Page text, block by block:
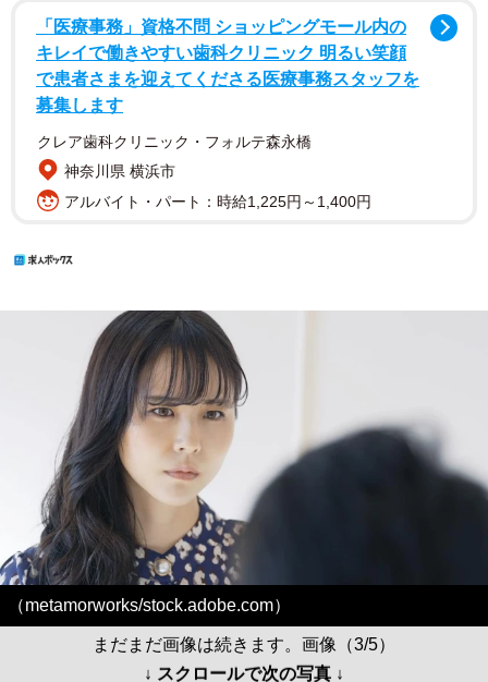
「医療事務」資格不問 ショッピングモール内の
キレイで働きやすい歯科クリニック 明るい笑顔
で患者さまを迎えてくださる医療事務スタッフを
募集します
クレア歯科クリニック・フォルテ森永橋
神奈川県 横浜市
アルバイト・パート：時給1,225円～1,400円
（metamorworks/stock.adobe.com）
まだまだ画像は続きます。画像（3/5）
↓ スクロールで次の写真 ↓